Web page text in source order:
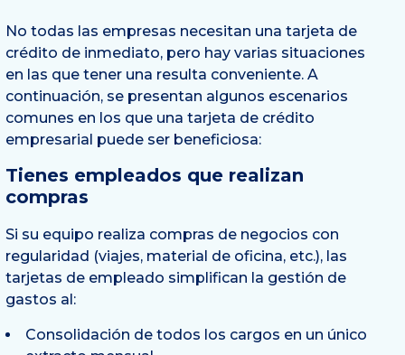
No todas las empresas necesitan una tarjeta de
crédito de inmediato, pero hay varias situaciones
en las que tener una resulta conveniente. A
continuación, se presentan algunos escenarios
comunes en los que una tarjeta de crédito
empresarial puede ser beneficiosa:
Tienes empleados que realizan
compras
Si su equipo realiza compras de negocios con
regularidad (viajes, material de oficina, etc.), las
tarjetas de empleado simplifican la gestión de
gastos al:
Consolidación de todos los cargos en un único